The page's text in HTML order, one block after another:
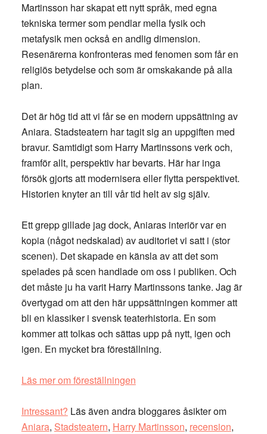
Martinsson har skapat ett nytt språk, med egna
tekniska termer som pendlar mella fysik och
metafysik men också en andlig dimension.
Resenärerna konfronteras med fenomen som får en
religiös betydelse och som är omskakande på alla
plan.
Det är hög tid att vi får se en modern uppsättning av
Aniara. Stadsteatern har tagit sig an uppgiften med
bravur. Samtidigt som Harry Martinssons verk och,
framför allt, perspektiv har bevarts. Här har inga
försök gjorts att modernisera eller flytta perspektivet.
Historien knyter an till vår tid helt av sig själv.
Ett grepp gillade jag dock, Aniaras interiör var en
kopia (något nedskalad) av auditoriet vi satt i (stor
scenen). Det skapade en känsla av att det som
spelades på scen handlade om oss i publiken. Och
det måste ju ha varit Harry Martinssons tanke. Jag är
övertygad om att den här uppsättningen kommer att
bli en klassiker i svensk teaterhistoria. En som
kommer att tolkas och sättas upp på nytt, igen och
igen. En mycket bra föreställning.
Läs mer om föreställningen
Intressant? Läs även andra bloggares åsikter om
Aniara, Stadsteatern, Harry Martinsson, recension,